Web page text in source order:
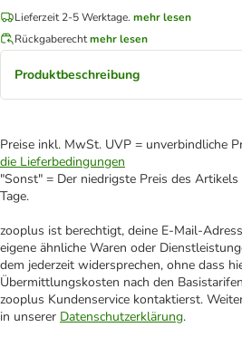
Lieferzeit 2-5 Werktage. mehr lesen
Rückgaberechtmehr lesen
Produktbeschreibung
Preise inkl. MwSt. UVP = unverbindliche
die Lieferbedingungen
"Sonst" = Der niedrigste Preis des
Tage.
zooplus ist berechtigt, deine E-Mail-
eigene ähnliche Waren oder
dem jederzeit widersprechen, ohne dass
Übermittlungskosten nach den
zooplus Kundenservice kontaktierst.
in unserer Datenschutzerklärung.